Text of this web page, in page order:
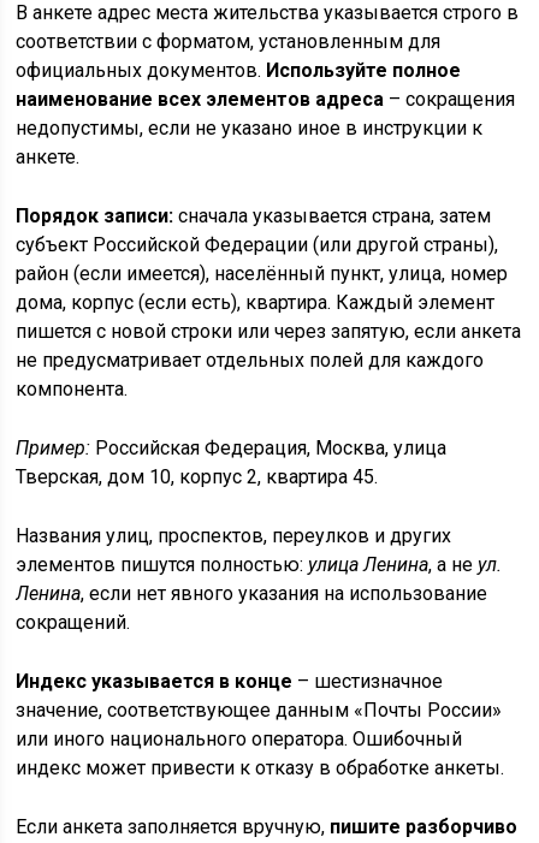
В анкете адрес места жительства указывается строго в
соответствии с форматом, установленным для
официальных документов. Используйте полное
наименование всех элементов адреса – сокращения
недопустимы, если не указано иное в инструкции к
анкете.
Порядок записи: сначала указывается страна, затем
субъект Российской Федерации (или другой страны),
район (если имеется), населённый пункт, улица, номер
дома, корпус (если есть), квартира. Каждый элемент
пишется с новой строки или через запятую, если анкета
не предусматривает отдельных полей для каждого
компонента.
Пример: Российская Федерация, Москва, улица
Тверская, дом 10, корпус 2, квартира 45.
Названия улиц, проспектов, переулков и других
элементов пишутся полностью: улица Ленина, а не ул.
Ленина, если нет явного указания на использование
сокращений.
Индекс указывается в конце – шестизначное
значение, соответствующее данным «Почты России»
или иного национального оператора. Ошибочный
индекс может привести к отказу в обработке анкеты.
Если анкета заполняется вручную, пишите разборчиво